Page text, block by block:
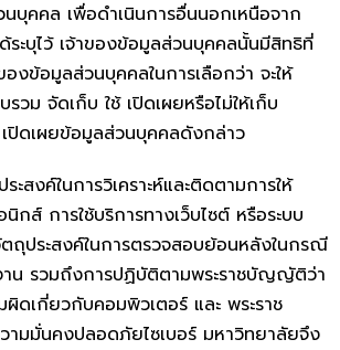
นบุคคล เพื่อดำเนินการอื่นนอกเหนือจาก
ระบุไว้ เจ้าของข้อมูลส่วนบุคคลนั้นมีสิทธิที่
งข้อมูลส่วนบุคคลในการเลือกว่า จะให้
วม จัดเก็บ ใช้ เปิดเผยหรือไม่ให้เก็บ
ปิดเผยข้อมูลส่วนบุคคลดังกล่าว
งค์ในการวิเคราะห์และติดตามการให้
กส์ การใช้บริการทางเว็บไซต์ หรือระบบ
ถุประสงค์ในการตรวจสอบย้อนหลังในกรณี
น รวมถึงการปฏิบัติตามพระราชบัญญัติว่า
ผิดเกี่ยวกับคอมพิวเตอร์ และ พระราช
มมั่นคงปลอดภัยไซเบอร์ มหาวิทยาลัยจึง